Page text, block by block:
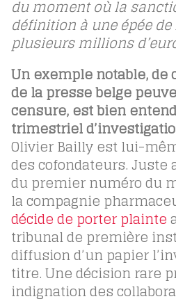
du moment où la
définition à une épée
plusieurs millions
Un exemple notable, de
de la presse belge
censure, est bien
trimestriel
Olivier Bailly est lui-
des cofondateurs.
du premier numéro du
la compagnie
décide de porter plainte
tribunal de première
diffusion d’un papier
titre. Une décision rare
indignation des